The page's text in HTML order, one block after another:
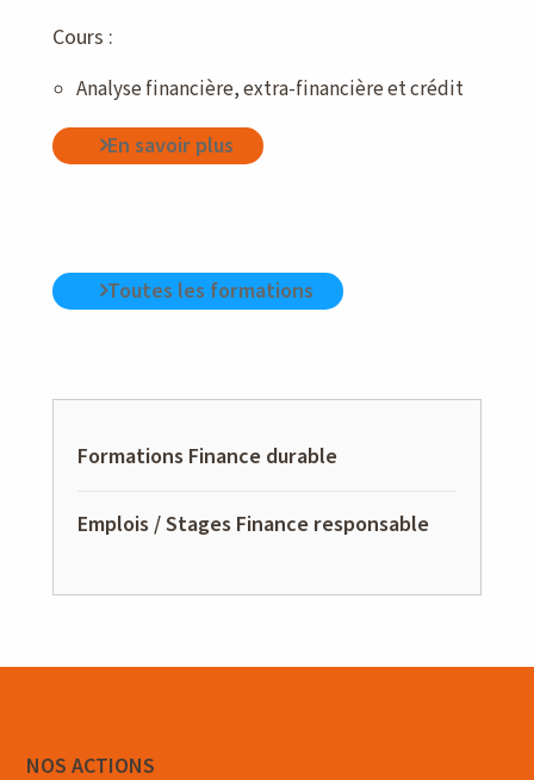
Cours :
Analyse financière, extra-financière et crédit
En savoir plus
Toutes les formations
Formations Finance durable
Emplois / Stages Finance responsable
NOS ACTIONS